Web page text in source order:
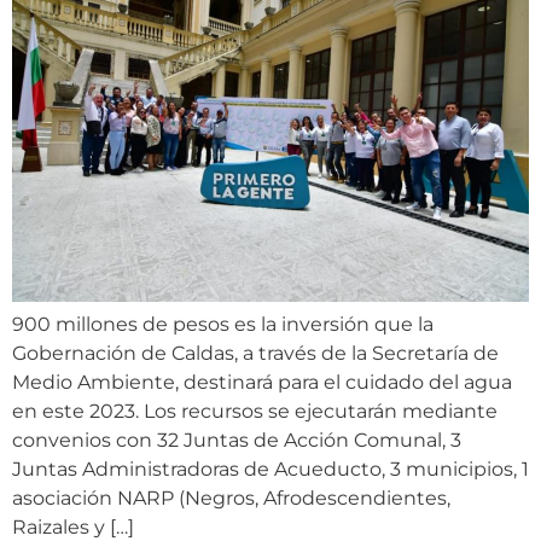
900 millones de pesos es la inversión que la
Gobernación de Caldas, a través de la Secretaría de
Medio Ambiente, destinará para el cuidado del agua
en este 2023. Los recursos se ejecutarán mediante
convenios con 32 Juntas de Acción Comunal, 3
Juntas Administradoras de Acueducto, 3 municipios, 1
asociación NARP (Negros, Afrodescendientes,
Raizales y […]